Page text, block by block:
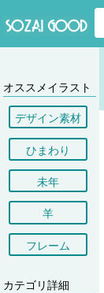
オススメイラスト
デザイン素材
ひまわり
未年
羊
フレーム
カテゴリ詳細